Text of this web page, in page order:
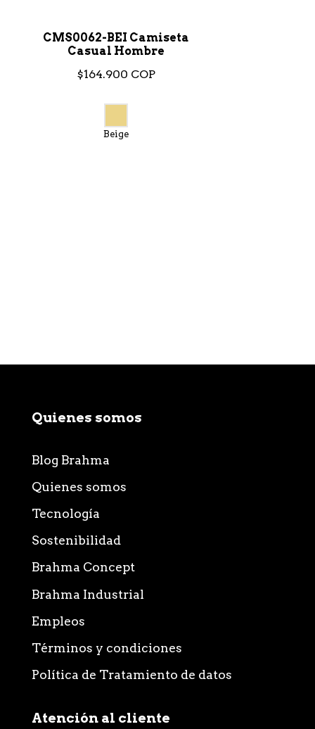
CMS0062-BEI Camiseta
Casual Hombre
$164.900 COP
Beige
Quienes somos
Blog Brahma
Quienes somos
Tecnología
Sostenibilidad
Brahma Concept
Brahma Industrial
Empleos
Términos y condiciones
Política de Tratamiento de datos
Atención al cliente